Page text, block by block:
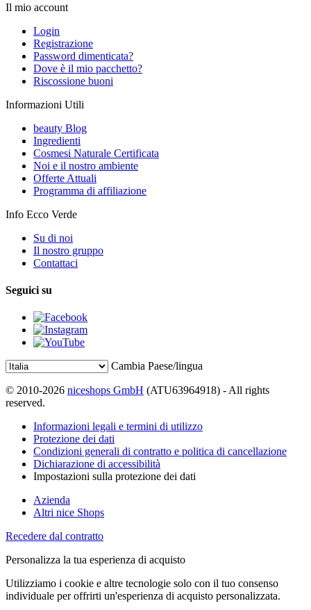
Il mio account
Login
Registrazione
Password dimenticata?
Dove è il mio pacchetto?
Riscossione buoni
Informazioni Utili
beauty Blog
Ingredienti
Cosmesi Naturale Certificata
Noi e il nostro ambiente
Offerte Attuali
Programma di affiliazione
Info Ecco Verde
Su di noi
Il nostro gruppo
Contattaci
Seguici su
Cambia Paese/lingua
© 2010-2026 niceshops GmbH (ATU63964918) - All rights
reserved.
Informazioni legali e termini di utilizzo
Protezione dei dati
Condizioni generali di contratto e politica di cancellazione
Dichiarazione di accessibilità
Impostazioni sulla protezione dei dati
Azienda
Altri nice Shops
Recedere dal contratto
Personalizza la tua esperienza di acquisto
Utilizziamo i cookie e altre tecnologie solo con il tuo consenso
individuale per offrirti un'esperienza di acquisto personalizzata.